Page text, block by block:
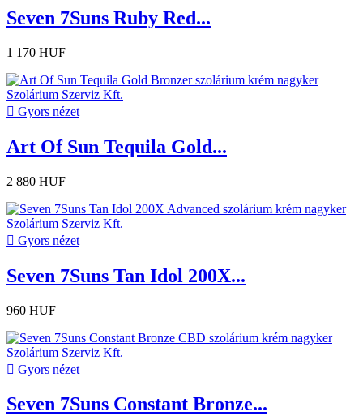
Seven 7Suns Ruby Red...
1 170 HUF
 Gyors nézet
Art Of Sun Tequila Gold...
2 880 HUF
 Gyors nézet
Seven 7Suns Tan Idol 200X...
960 HUF
 Gyors nézet
Seven 7Suns Constant Bronze...